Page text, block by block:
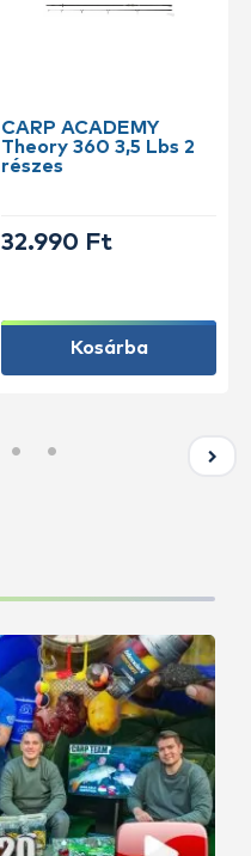
CARP ACADEMY
Theory 360 3,5 Lbs 2
részes
32.990 Ft
Kosárba